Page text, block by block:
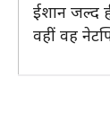
ईशान जल्द
वहीं वह